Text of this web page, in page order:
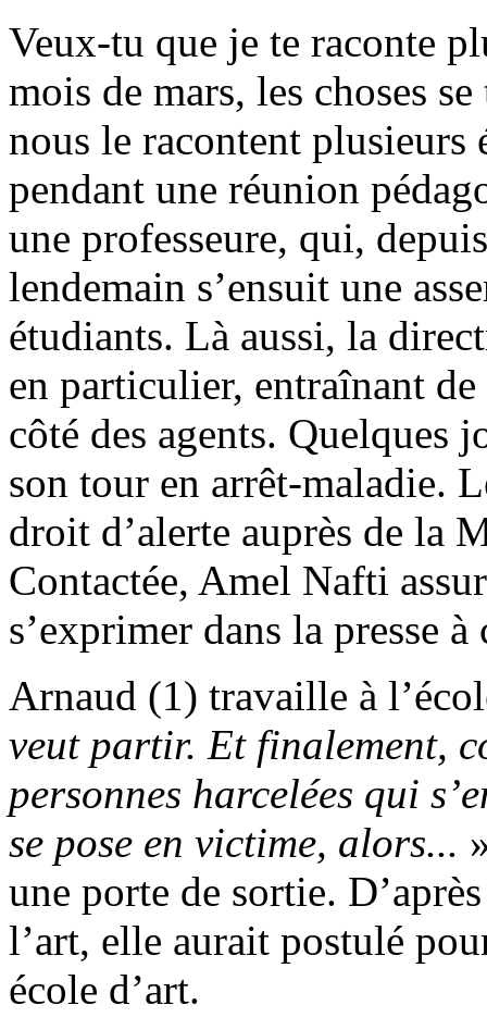
Veux-tu que je te raconte
mois de mars, les choses
nous le racontent plusieurs
pendant une réunion
une professeure, qui,
lendemain s’ensuit une
étudiants. Là aussi, la
en particulier, entraînant
côté des agents. Quelques
son tour en arrêt-maladie.
droit d’alerte auprès de la
Contactée, Amel Nafti
s’exprimer dans la presse à
Arnaud (1) travaille à
veut partir. Et finalement,
personnes harcelées qui
se pose en victime, alors...
une porte de sortie.
l’art, elle aurait postulé
école d’art.